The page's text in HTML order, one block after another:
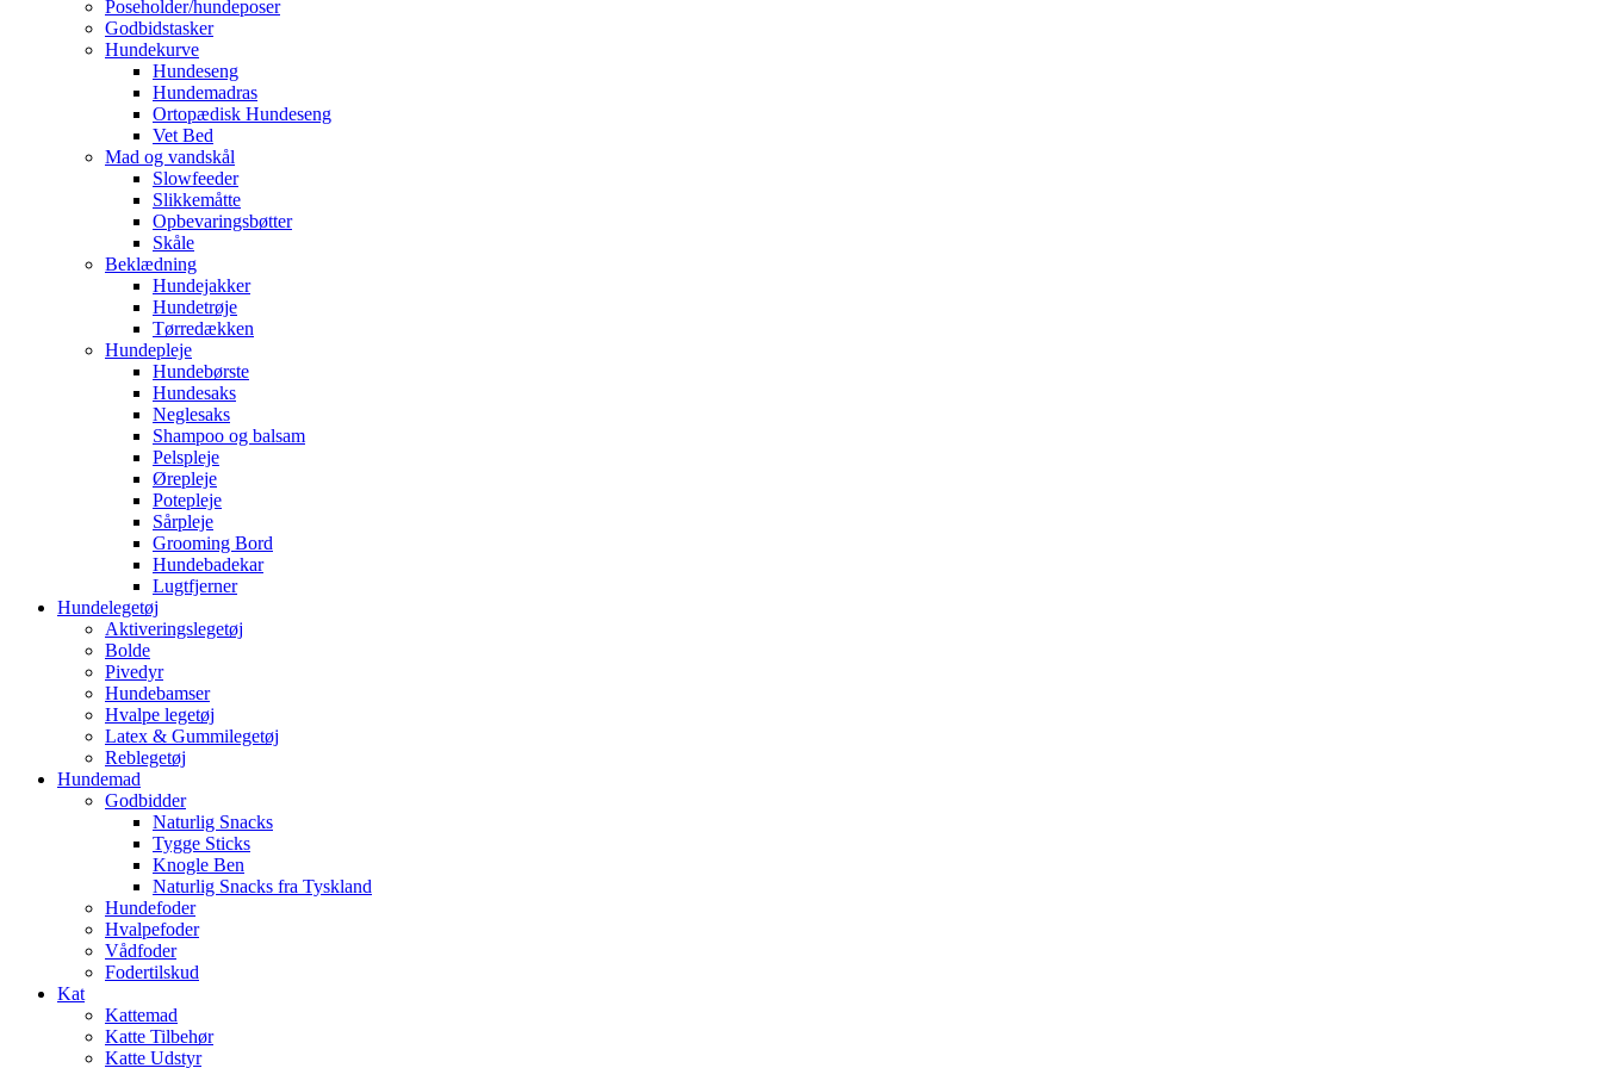
Poseholder/hundeposer
Godbidstasker
Hundekurve
Hundeseng
Hundemadras
Ortopædisk Hundeseng
Vet Bed
Mad og vandskål
Slowfeeder
Slikkemåtte
Opbevaringsbøtter
Skåle
Beklædning
Hundejakker
Hundetrøje
Tørredækken
Hundepleje
Hundebørste
Hundesaks
Neglesaks
Shampoo og balsam
Pelspleje
Ørepleje
Potepleje
Sårpleje
Grooming Bord
Hundebadekar
Lugtfjerner
Hundelegetøj
Aktiveringslegetøj
Bolde
Pivedyr
Hundebamser
Hvalpe legetøj
Latex & Gummilegetøj
Reblegetøj
Hundemad
Godbidder
Naturlig Snacks
Tygge Sticks
Knogle Ben
Naturlig Snacks fra Tyskland
Hundefoder
Hvalpefoder
Vådfoder
Fodertilskud
Kat
Kattemad
Katte Tilbehør
Katte Udstyr